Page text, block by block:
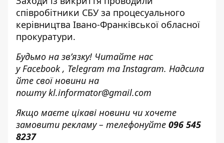
співробітники СБУ за процесуального
керівництва Івано-Франківської обласної
прокуратури.
Будьмо на зв’язку! Читайте нас
уFacebook, Telegram таInstagram. Надсила
йте свої новини на
поштуkl.informator@gmail.com
Якщо маєте цікаві новини чи хочете
замовити рекламу – телефонуйте 096 545
8237